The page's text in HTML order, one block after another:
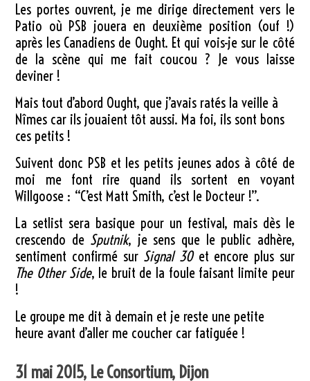
Les portes ouvrent, je me dirige directement vers le
Patio où PSB jouera en deuxième position (ouf !)
après les Canadiens de Ought. Et qui vois-je sur le côté
de la scène qui me fait coucou ? Je vous laisse
deviner !
Mais tout d’abord Ought, que j’avais ratés la veille à
Nîmes car ils jouaient tôt aussi. Ma foi, ils sont bons
ces petits !
Suivent donc PSB et les petits jeunes ados à côté de
moi me font rire quand ils sortent en voyant
Willgoose : “C’est Matt Smith, c’est le Docteur !”.
La setlist sera basique pour un festival, mais dès le
crescendo de Sputnik, je sens que le public adhère,
sentiment confirmé sur Signal 30et encore plus sur
The Other Side, le bruit de la foule faisant limite peur
!
Le groupe me dit à demain et je reste une petite
heure avant d’aller me coucher car fatiguée !
31 mai 2015, Le Consortium, Dijon